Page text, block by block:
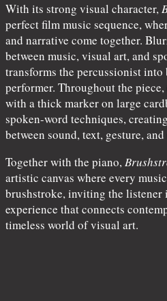
With its strong visual character,
perfect film music sequence,
and narrative come together.
between music, visual art, and
transforms the percussionist into
performer. Throughout the
with a thick marker on large
spoken-word techniques,
between sound, text, gesture,
Together with the piano,
artistic canvas where every
brushstroke, inviting the
experience that connects
timeless world of visual art.